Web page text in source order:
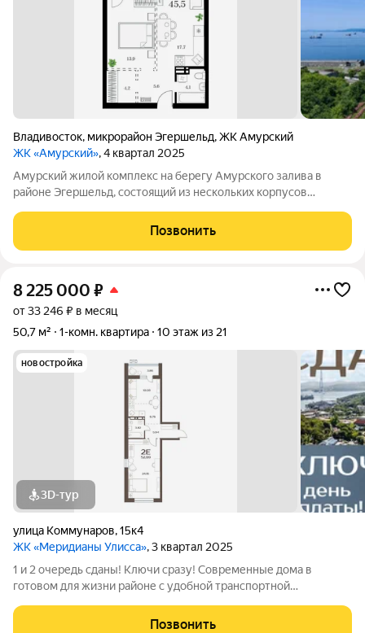
Владивосток, микрорайон Эгершельд,ЖК Амурский
ЖК «Амурский», 4 квартал 2025
Амурский жилой комплекс на берегу Амурского залива в
районе Эгершельд, состоящий из нескольких корпусов
части и комфортабельных общественных пространств. Дома
сданы. Ключи сразу после оплаты!
Позвонить
8 225 000 ₽
от 33 246 ₽ в месяц
50,7 м²
1-комн. квартира 10 этаж из 21
новостройка
3D-тур
улица Коммунаров,15к4
ЖК «Меридианы Улисса», 3 квартал 2025
1 и 2 очередь сданы! Ключи сразу! Современные дома в
готовом для жизни районе с удобной транспортной
на Русском острове или р-на Патрокл 5 МИНУТ до площади
Позвонить